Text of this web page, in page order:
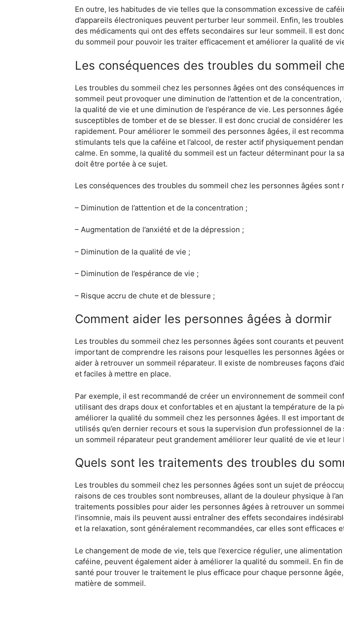
En outre, les habitudes de vie telles que la consommation excessive de
d’appareils électroniques peuvent perturber leur sommeil. Enfin, les
des médicaments qui ont des effets secondaires sur leur sommeil. Il est
du sommeil pour pouvoir les traiter efficacement et améliorer la qualité de
Les conséquences des troubles du sommeil
Les troubles du sommeil chez les personnes âgées ont des conséquences
sommeil peut provoquer une diminution de l’attention et de la
la qualité de vie et une diminution de l’espérance de vie. Les personnes
susceptibles de tomber et de se blesser. Il est donc crucial de considérer
rapidement. Pour améliorer le sommeil des personnes âgées, il est
stimulants tels que la caféine et l’alcool, de rester actif physiquement
calme. En somme, la qualité du sommeil est un facteur déterminant pour
doit être portée à ce sujet.
Les conséquences des troubles du sommeil chez les personnes âgées sont
– Diminution de l’attention et de la concentration ;
– Augmentation de l’anxiété et de la dépression ;
– Diminution de la qualité de vie ;
– Diminution de l’espérance de vie ;
– Risque accru de chute et de blessure ;
Comment aider les personnes âgées à dormir
Les troubles du sommeil chez les personnes âgées sont courants et
important de comprendre les raisons pour lesquelles les personnes âgées
aider à retrouver un sommeil réparateur. Il existe de nombreuses façons
et faciles à mettre en place.
Par exemple, il est recommandé de créer un environnement de sommeil
utilisant des draps doux et confortables et en ajustant la température de la
améliorer la qualité du sommeil chez les personnes âgées. Il est important
utilisés qu’en dernier recours et sous la supervision d’un professionnel de
un sommeil réparateur peut grandement améliorer leur qualité de vie et
Quels sont les traitements des troubles du
Les troubles du sommeil chez les personnes âgées sont un sujet de
raisons de ces troubles sont nombreuses, allant de la douleur physique à
traitements possibles pour aider les personnes âgées à retrouver un
l’insomnie, mais ils peuvent aussi entraîner des effets secondaires
et la relaxation, sont généralement recommandées, car elles sont efficaces
Le changement de mode de vie, tels que l’exercice régulier, une
caféine, peuvent également aider à améliorer la qualité du sommeil. En fin
santé pour trouver le traitement le plus efficace pour chaque personne
matière de sommeil.